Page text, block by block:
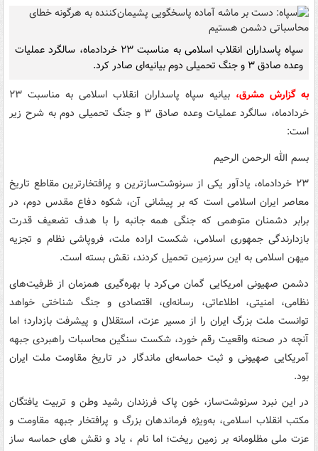
سپاه پاسداران انقلاب اسلامی به مناسبت ۲۳ خردادماه، سالگرد عملیات
وعده صادق ۳ و جنگ تحمیلی دوم بیانیه‌ای صادر کرد.
به گزارش مشرق،
بیانیه سپاه پاسداران انقلاب اسلامی به مناسبت ۲۳
خردادماه، سالگرد عملیات وعده صادق ۳ و جنگ تحمیلی دوم به شرح زیر
است:
بسم الله الرحمن الرحیم
۲۳ خردادماه، یادآور یکی از سرنوشت‌سازترین و پرافتخارترین مقاطع تاریخ
معاصر ایران اسلامی است که بر پیشانی آن، شکوه دفاع مقدس دوم، در
برابر دشمنان متوهمی که جنگی همه جانبه را با هدف تضعیف قدرت
بازدارندگی جمهوری اسلامی، شکست اراده ملت، فروپاشی نظام و تجزیه
میهن اسلامی به این سرزمین تحمیل کردند، نقش بسته است.
دشمن صهیونی امریکایی گمان می‌کرد با بهره‌گیری همزمان از ظرفیت‌های
نظامی، امنیتی، اطلاعاتی، رسانه‌ای، اقتصادی و جنگ شناختی خواهد
توانست ملت بزرگ ایران را از مسیر عزت، استقلال و پیشرفت بازدارد؛ اما
آنچه در صحنه واقعیت رقم خورد، شکست سنگین محاسبات راهبردی جبهه
آمریکایی صهیونی و ثبت حماسه‌ای ماندگار در تاریخ مقاومت ملت ایران
بود.
در این نبرد سرنوشت‌ساز، خون پاک فرزندان رشید وطن و تربیت یافتگان
مکتب انقلاب اسلامی، به‌ویژه فرماندهان بزرگ و پرافتخار جبهه مقاومت و
عزت ملی مظلومانه بر زمین ریخت؛ اما نام ، یاد و نقش های حماسه ساز